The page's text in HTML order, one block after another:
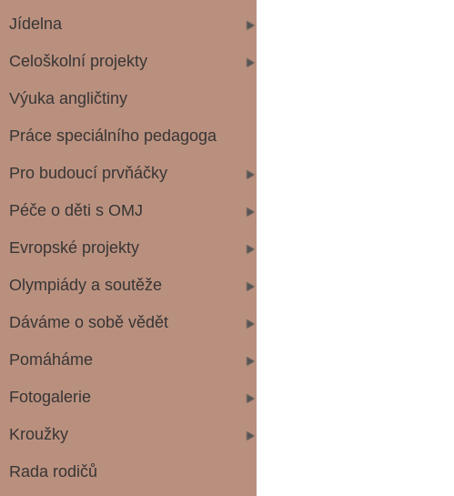
Jídelna
Celoškolní projekty
Výuka angličtiny
Práce speciálního pedagoga
Pro budoucí prvňáčky
Péče o děti s OMJ
Evropské projekty
Olympiády a soutěže
Dáváme o sobě vědět
Pomáháme
Fotogalerie
Kroužky
Rada rodičů